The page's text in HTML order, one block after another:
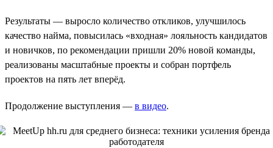
Результаты — выросло количество откликов, улучшилось
качество найма, повысилась «входная» лояльность кандидатов
и новичков, по рекомендации пришли 20% новой команды,
реализованы масштабные проекты и собран портфель
проектов на пять лет вперёд.
Продолжение выступления — в видео.